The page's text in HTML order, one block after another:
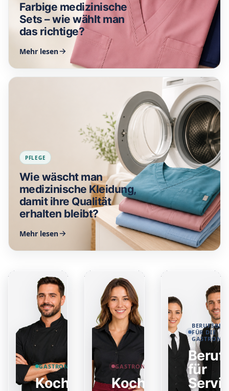
Farbige medizinische
Sets – wie wählt man
das richtige?
Mehr lesen
PFLEGE
Wie wäscht man
medizinische Kleidung,
damit ihre Qualität
erhalten bleibt?
Mehr lesen
GASTRONOMIEBEKLEIDUNG
Kochjacken
GASTRONOMIEBEKLEIDUNG
Kochschürzen
FÜR DIE
für